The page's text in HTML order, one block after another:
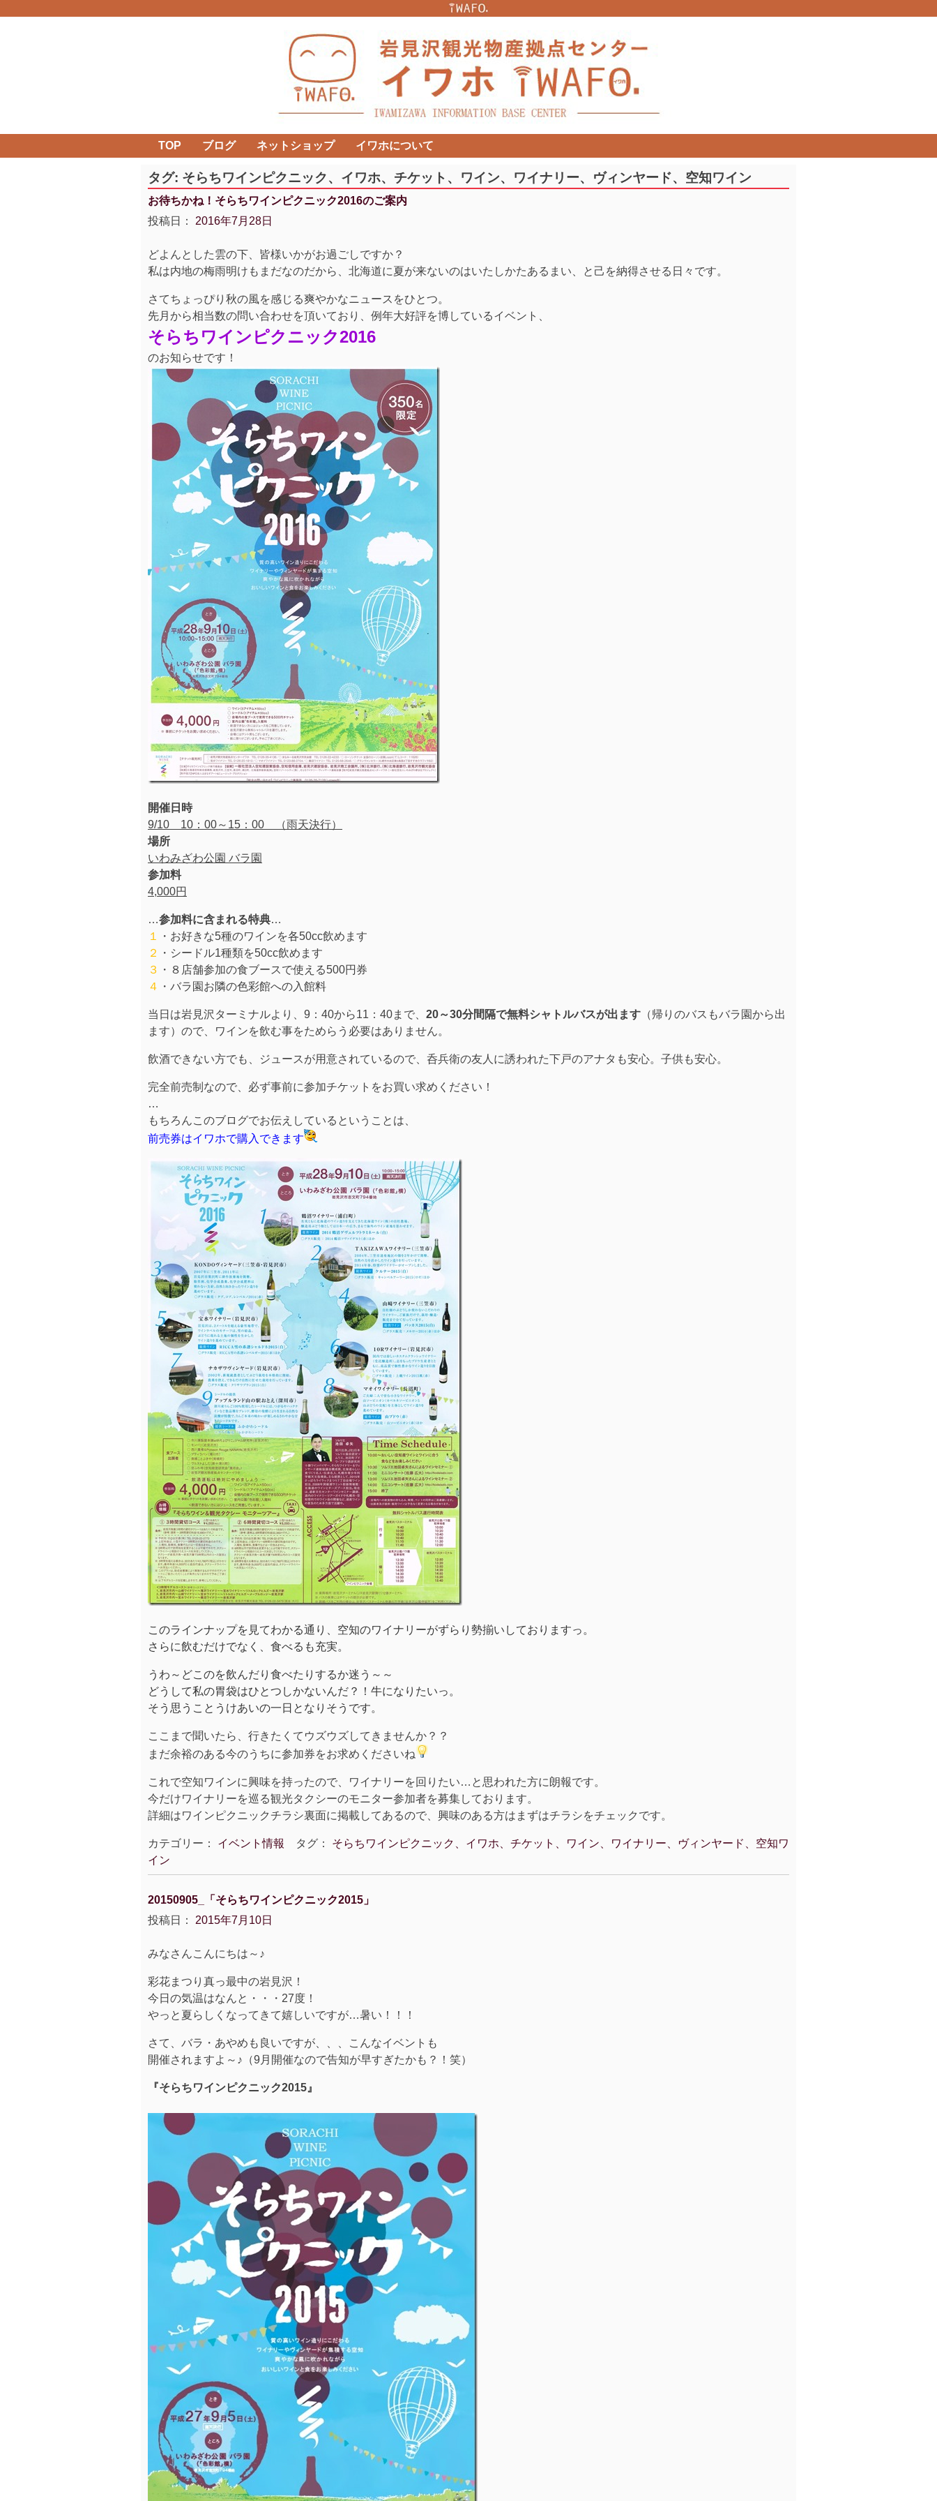
TOP ブログ ネットショップ イワホについて
タグ: そらちワインピクニック、イワホ、チケット、ワイン、ワイナリー、ヴィンヤード、空知ワイン
お待ちかね！そらちワインピクニック2016のご案内
投稿日： 2016年7月28日
どよんとした雲の下、皆様いかがお過ごしですか？
私は内地の梅雨明けもまだなのだから、北海道に夏が来ないのはいたしかたあるまい、と己を納得させる日々です。
さてちょっぴり秋の風を感じる爽やかなニュースをひとつ。
先月から相当数の問い合わせを頂いており、例年大好評を博しているイベント、
そらちワインピクニック2016
のお知らせです！
開催日時
9/10 10：00～15：00 （雨天決行）
場所
いわみざわ公園 バラ園
参加料
4,000円
…参加料に含まれる特典…
１
・お好きな5種のワインを各50cc飲めます
２
・シードル1種類を50cc飲めます
３ ・８店舗参加の食ブースで使える500円券
４ ・バラ園お隣の色彩館への入館料
当日は岩見沢ターミナルより、9：40から11：40まで、 20～30分間隔で無料シャトルバスが出ます （帰りのバスもバラ園から出
ます）ので、ワインを飲む事をためらう必要はありません。
飲酒できない方でも、ジュースが用意されているので、呑兵衛の友人に誘われた下戸のアナタも安心。子供も安心。
完全前売制なので、必ず事前に参加チケットをお買い求めください！
…
もちろんこのブログでお伝えしているということは、
前売券はイワホで購入できます
このラインナップを見てわかる通り、空知のワイナリーがずらり勢揃いしておりますっ。
さらに飲むだけでなく、食べるも充実。
うわ～どこのを飲んだり食べたりするか迷う～～
どうして私の胃袋はひとつしかないんだ？！牛になりたいっ。
そう思うことうけあいの一日となりそうです。
ここまで聞いたら、行きたくてウズウズしてきませんか？？
まだ余裕のある今のうちに参加券をお求めくださいね
これで空知ワインに興味を持ったので、ワイナリーを回りたい…と思われた方に朗報です。
今だけワイナリーを巡る観光タクシーのモニター参加者を募集しております。
詳細はワインピクニックチラシ裏面に掲載してあるので、興味のある方はまずはチラシをチェックです。
カテゴリー： イベント情報 タグ： そらちワインピクニック、イワホ、チケット、ワイン、ワイナリー、ヴィンヤード、空知ワ
イン
20150905_「そらちワインピクニック2015」
投稿日： 2015年7月10日
みなさんこんにちは～♪
彩花まつり真っ最中の岩見沢！
今日の気温はなんと・・・27度！
やっと夏らしくなってきて嬉しいですが…暑い！！！
さて、バラ・あやめも良いですが、、、こんなイベントも
開催されますよ～♪（9月開催なので告知が早すぎたかも？！笑）
『そらちワインピクニック2015』